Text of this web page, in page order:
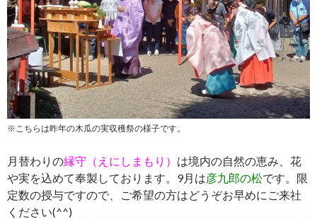
※こちらは昨年の木瓜の実収穫祭の様子です。
月替わりの縁守（えにしまもり） は境内の自然の恵み、花
や実を込めて奉製しております。9月は彦九郎の松です。限
定数の授与ですので、ご希望の方はどうぞお早めにご来社
ください(^^)